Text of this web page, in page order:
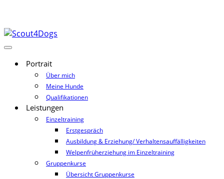
Portrait
Über mich
Meine Hunde
Qualifikationen
Leistungen
Einzeltraining
Erstgespräch
Ausbildung & Erziehung/ Verhaltensauffälligkeiten
Welpenfrüherziehung im Einzeltraining
Gruppenkurse
Übersicht Gruppenkurse